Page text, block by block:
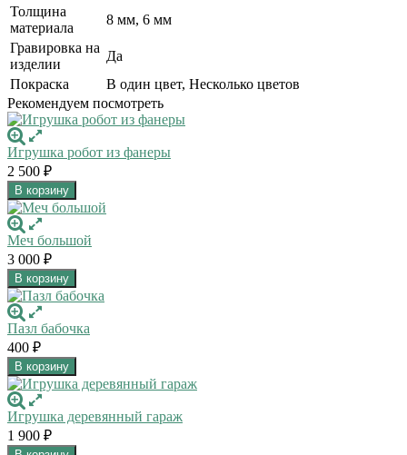
Толщина
материала
8 мм, 6 мм
Гравировка на
изделии
Да
Покраска
В один цвет, Несколько цветов
Рекомендуем посмотреть
Игрушка робот из фанеры
2 500 ₽
В корзину
Меч большой
3 000 ₽
В корзину
Пазл бабочка
400 ₽
В корзину
Игрушка деревянный гараж
1 900 ₽